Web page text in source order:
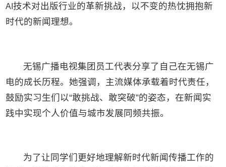
AI技术对出版行业的革新挑战，以不变的热忱拥抱新
时代的新闻理想。
无锡广播电视集团员工代表分享了自己在无锡广
电的成长历程。她强调，主流媒体承载着时代责任，
鼓励实习生们以“敢挑战、敢突破”的姿态，在新闻实
践中实现个人价值与城市发展同频共振。
为了让同学们更好地理解新时代新闻传播工作的